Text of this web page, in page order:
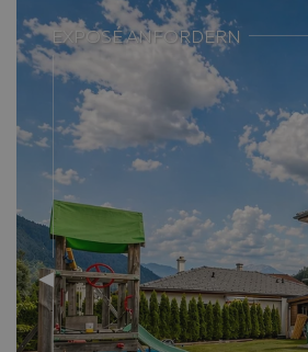
EXPOSÉ ANFORDERN
Previous slide